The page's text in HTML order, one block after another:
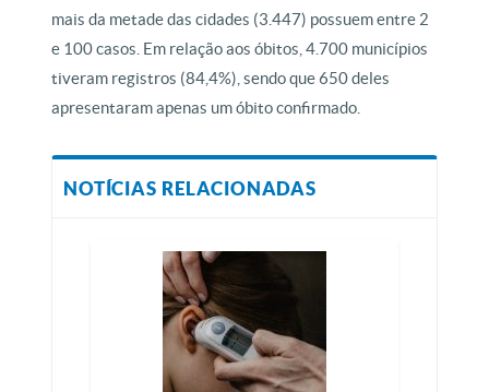
mais da metade das cidades (3.447) possuem entre 2
e 100 casos. Em relação aos óbitos, 4.700 municípios
tiveram registros (84,4%), sendo que 650 deles
apresentaram apenas um óbito confirmado.
NOTÍCIAS RELACIONADAS